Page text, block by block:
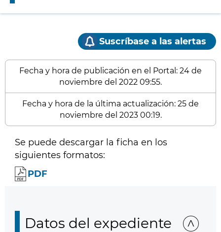
Suscríbase a las alertas
Fecha y hora de publicación en el Portal: 24 de
noviembre del 2022 09:55.
Fecha y hora de la última actualización: 25 de
noviembre del 2023 00:19.
Se puede descargar la ficha en los
siguientes formatos:
PDF
Datos del expediente